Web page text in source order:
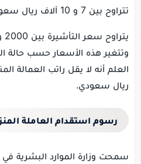
تتراوح بين 7 و 10 آلاف ريال سعودي بدون تكاليف التأشيرة.
وتتغير هذه الأسعار حسب حالة
ريال سعودي.
رسوم استقدام العاملة
سمحت وزارة الموارد البشرية